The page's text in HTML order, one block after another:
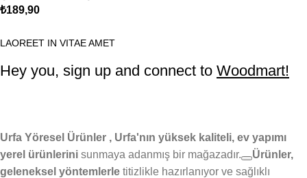
₺189,90
LAOREET IN VITAE AMET
Hey you, sign up and connect to Woodmart!
Urfa Yöresel Ürünler , Urfa'nın yüksek kaliteli, ev yapımı
yerel ürünlerini sunmaya adanmış bir mağazadır.
Ürünler,
geleneksel yöntemlerle titizlikle hazırlanıyor ve sağlıklı